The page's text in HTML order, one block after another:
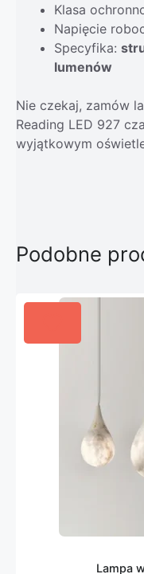
Klasa
Napięcie
Specyfika:
lumenów
Nie czekaj, zamów
Reading LED 927
wyjątkowym
Podobne
Lampa